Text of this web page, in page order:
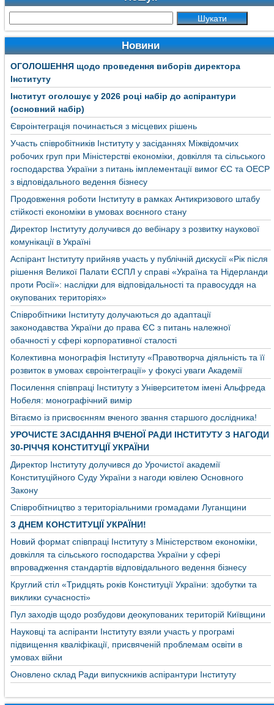
Новини
ОГОЛОШЕННЯ щодо проведення виборів директора
Інституту
Інститут оголошує у 2026 році набір до аспірантури
(основний набір)
Євроінтеграція починається з місцевих рішень
Участь співробітників Інституту у засіданнях Міжвідомчих
робочих груп при Міністерстві економіки, довкілля та сільського
господарства України з питань імплементації вимог ЄС та ОЕСР
з відповідального ведення бізнесу
Продовження роботи Інституту в рамках Антикризового штабу
стійкості економіки в умовах воєнного стану
Директор Інституту долучився до вебінару з розвитку наукової
комунікації в Україні
Аспірант Інституту прийняв участь у публічній дискусії «Рік після
рішення Великої Палати ЄСПЛ у справі «Україна та Нідерланди
проти Росії»: наслідки для відповідальності та правосуддя на
окупованих територіях»
Співробітники Інституту долучаються до адаптації
законодавства України до права ЄС з питань належної
обачності у сфері корпоративної сталості
Колективна монографія Інституту «Правотворча діяльність та її
розвиток в умовах євроінтеграції» у фокусі уваги Академії
Посилення співпраці Інституту з Університетом імені Альфреда
Нобеля: монографічний вимір
Вітаємо із присвоєнням вченого звання старшого дослідника!
УРОЧИСТЕ ЗАСІДАННЯ ВЧЕНОЇ РАДИ ІНСТИТУТУ З НАГОДИ
30-РІЧЧЯ КОНСТИТУЦІЇ УКРАЇНИ
Директор Інституту долучився до Урочистої академії
Конституційного Суду України з нагоди ювілею Основного
Закону
Співробітництво з територіальними громадами Луганщини
З ДНЕМ КОНСТИТУЦІЇ УКРАЇНИ!
Новий формат співпраці Інституту з Міністерством економіки,
довкілля та сільського господарства України у сфері
впровадження стандартів відповідального ведення бізнесу
Круглий стіл «Тридцять років Конституції України: здобутки та
виклики сучасності»
Пул заходів щодо розбудови деокупованих територій Київщини
Науковці та аспіранти Інституту взяли участь у програмі
підвищення кваліфікації, присвяченій проблемам освіти в
умовах війни
Оновлено склад Ради випускників аспірантури Інституту